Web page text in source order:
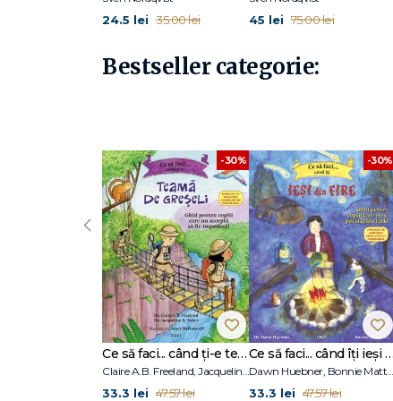
24.5 lei 35.00 lei 45 lei 75.00 lei
Bestseller categorie:
-30%
Ce să faci... când ți-e teamă de greșeli. Ghid pentru copiii care nu acceptă să fie imperfecți
33.3 lei 47.57 lei
-30%
Ce să faci... când îţi ieşi din fire. Ghid pentru copiii care nu-şi pot stăpâni furia
33.3 lei 47.57 lei
‹